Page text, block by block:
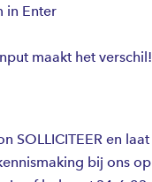
in Enter
maakt het verschil!
SOLLICITEER en laat
bij ons op